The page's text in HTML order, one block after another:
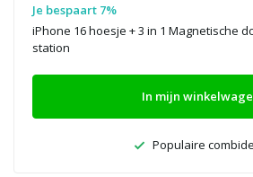
Je bespaart 7%
iPhone 16 hoesje + 3 in 1 Magnetische
station
In mijn
Populaire